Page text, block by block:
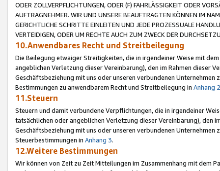
ODER ZOLLVERPFLICHTUNGEN, ODER (F) FAHRLÄSSIGKEIT ODER
AUFTRAGNEHMER. WIR UND UNSERE BEAUFTRAGTEN KÖNNEN IM
GERICHTLICHE SCHRITTE EINLEITEN UND JEDE PROZESSUALE
VERTEIDIGEN, ODER UM RECHTE AUCH ZUM ZWECK DER
10.Anwendbares Recht und Streitbeilegung
Die Beilegung etwaiger Streitigkeiten, die in irgendeiner Weise mit
angeblichen Verletzung dieser Vereinbarung), den im Rahmen dieser
Geschäftsbeziehung mit uns oder unseren verbundenen
Bestimmungen zu anwendbarem Recht und Streitbeilegung in Anhang 2
11.Steuern
Steuern und damit verbundene Verpflichtungen, die in irgendeiner
tatsächlichen oder angeblichen Verletzung dieser Vereinbarung), den
Geschäftsbeziehung mit uns oder unseren verbundenen
Steuerbestimmungen in Anhang 3.
12.Weitere Bestimmungen
Wir können von Zeit zu Zeit Mitteilungen im Zusammenhang mit dem